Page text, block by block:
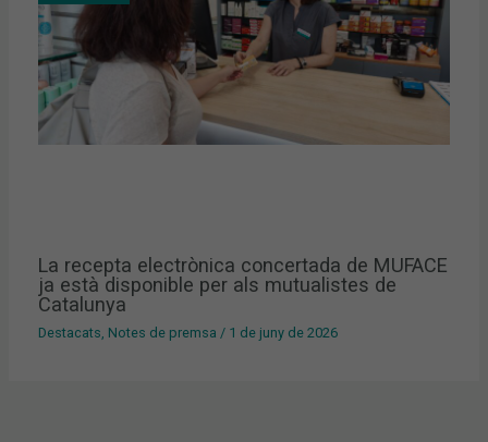
La recepta electrònica concertada de MUFACE
ja està disponible per als mutualistes de
Catalunya
Destacats Notes de premsa / 1 de juny de 2026